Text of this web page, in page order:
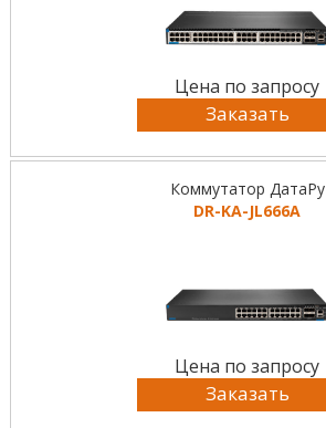
Цена по запросу
Заказать
Коммутатор ДатаРу
DR-KА-JL666A
Цена по запросу
Заказать